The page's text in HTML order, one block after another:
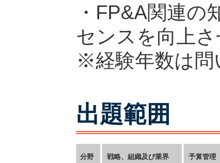
・FP&A関連
センスを向上
※経験年数は問
出題範囲
分野 戦略、組織及び業界
予算管理